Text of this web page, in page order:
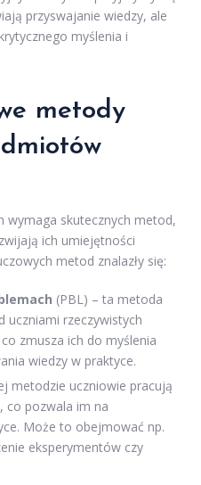
przyswajanie wiedzy, ale
myślenia i
metody
wymaga skutecznych metod,
ich umiejętności
metod znalazły się:
(PBL) – ta metoda
uczniami rzeczywistych
zmusza ich do myślenia
wiedzy w praktyce.
metodzie uczniowie pracują
co pozwala im na
Może to obejmować np.
eksperymentów czy